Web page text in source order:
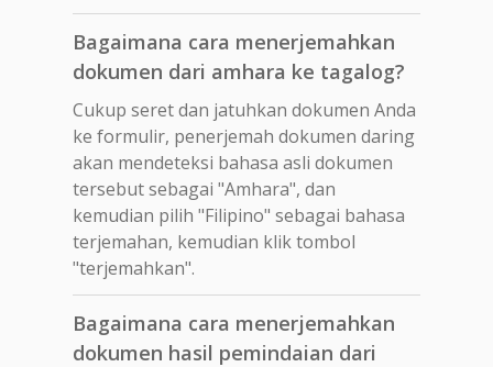
Bagaimana cara menerjemahkan
dokumen dari amhara ke tagalog?
Cukup seret dan jatuhkan dokumen Anda
ke formulir, penerjemah dokumen daring
akan mendeteksi bahasa asli dokumen
tersebut sebagai "Amhara", dan
kemudian pilih "Filipino" sebagai bahasa
terjemahan, kemudian klik tombol
"terjemahkan".
Bagaimana cara menerjemahkan
dokumen hasil pemindaian dari